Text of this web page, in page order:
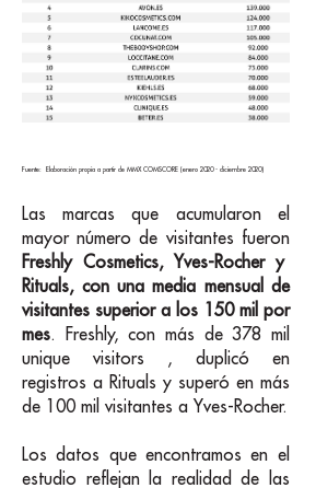
Fuente: Elaboración propia a partir de MMX COMSCORE (enero 2020 - diciembre 2020)
Las marcas que acumularon el
mayor número de visitantes fueron
Freshly Cosmetics, Yves-Rocher y
Rituals, con una media mensual de
visitantes superior a los 150 mil por
mes. Freshly, con más de 378 mil
unique visitors , duplicó en
registros a Rituals y superó en más
de 100 mil visitantes a Yves-Rocher.
Los datos que encontramos en el
estudio reflejan la realidad de las